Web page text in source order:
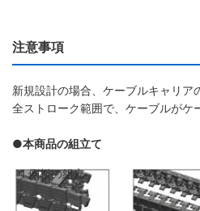
注意事項
新規設計の場合、ケーブルキャリ
全ストローク範囲で、ケーブルがケ
●本商品の組立て
1.側板の組立